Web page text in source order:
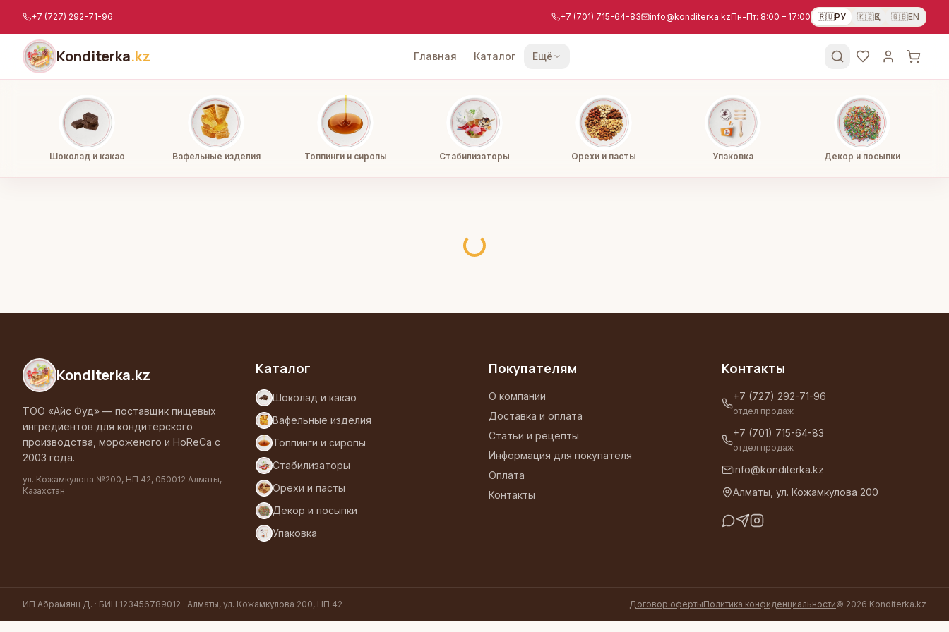
+7 (727) 292-71-96 +7 (701) 715-64-83 info@konditerka.kzПн-Пт: 8:00 – 17:00 🇷🇺РУ 🇰🇿ҚЗ 🇬🇧EN
Konditerka.kz Главная Каталог Ещё
Шоколад и какао Вафельные изделия Топпинги и сиропы Стабилизаторы Орехи и пасты Упаковка Декор и посыпки
Konditerka.kz
ТОО «Айс Фуд» — поставщик пищевых
ингредиентов для кондитерского
производства, мороженого и HoReCa с
2003 года.
ул. Кожамкулова №200, НП 42, 050012 Алматы,
Казахстан
Каталог
Шоколад и какао
Вафельные изделия
Топпинги и сиропы
Стабилизаторы
Орехи и пасты
Декор и посыпки
Упаковка
Покупателям
О компании
Доставка и оплата
Статьи и рецепты
Информация для покупателя
Оплата
Контакты
Контакты
+7 (727) 292-71-96
отдел продаж
+7 (701) 715-64-83
отдел продаж
info@konditerka.kz
Алматы, ул. Кожамкулова 200
ИП Абрамянц Д. · БИН 123456789012 · Алматы, ул. Кожамкулова 200, НП 42 Договор офертыПолитика конфиденциальности© 2026 Konditerka.kz